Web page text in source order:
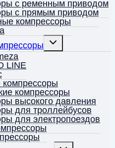
меню
с ременным приводом
с прямым приводом
компрессоры
Переключить
LINE
компрессоры
высокого давления
для троллейбусов
для электропоездов
Переключить